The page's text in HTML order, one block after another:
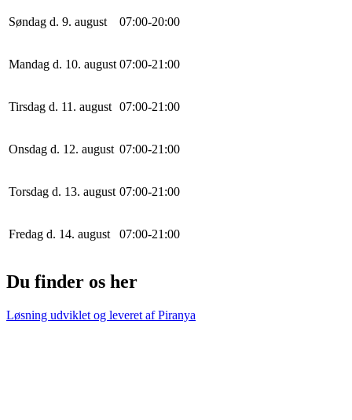
Søndag d. 9. august 07:00-20:00
Mandag d. 10. august 07:00-21 :00
Tirsdag d. 11. august 07:00-21 :00
Onsdag d. 12. august 07:00-21 :00
Torsdag d. 13. august 07:00-21 :00
Fredag d. 14. august 07:00-21 :00
Du finder os her
Løsning udviklet og leveret afPiranya